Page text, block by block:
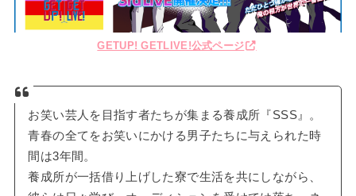
GETUP! GETLIVE!公式ページ
お笑い芸人を目指す者たちが集まる養成所『SSS』。
青春の全てをお笑いにかける男子たちに与えられた時
間は3年間。
養成所が一括借り上げした寮で生活を共にしながら、